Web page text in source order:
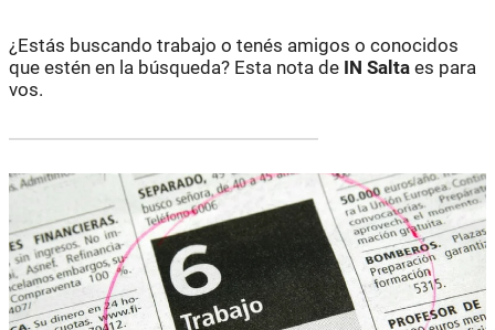
¿Estás buscando trabajo o tenés amigos o conocidos
que estén en la búsqueda? Esta nota de IN Salta es para
vos.